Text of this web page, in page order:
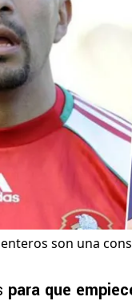
son una
para que